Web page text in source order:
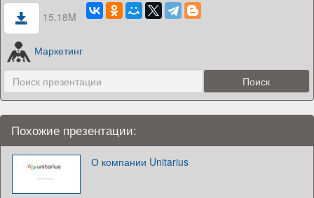
15.18M
Маркетинг
Похожие презентации:
О компании Unitarius